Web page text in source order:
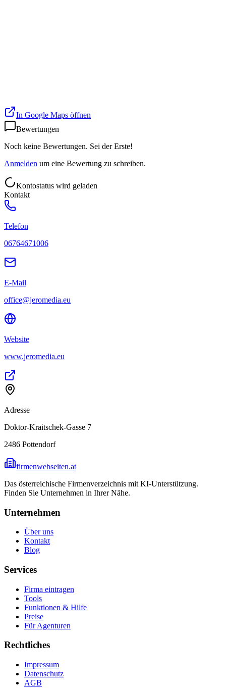
In Google Maps öffnen
Bewertungen
Noch keine Bewertungen. Sei der Erste!
Anmelden um eine Bewertung zu schreiben.
Kontostatus wird geladen
Kontakt
Telefon
06764671006
E-Mail
office@jeromedia.eu
Website
www.jeromedia.eu
Adresse
Doktor-Kraitschek-Gasse 7
2486 Pottendorf
firmenwebseiten.at
Das österreichische Firmenverzeichnis mit KI-Unterstützung.
Finden Sie Unternehmen in Ihrer Nähe.
Unternehmen
Über uns
Kontakt
Blog
Services
Firma eintragen
Tools
Funktionen & Hilfe
Preise
Für Agenturen
Rechtliches
Impressum
Datenschutz
AGB